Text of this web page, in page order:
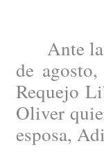
Ante la
de
Requejo
Oliver
esposa,